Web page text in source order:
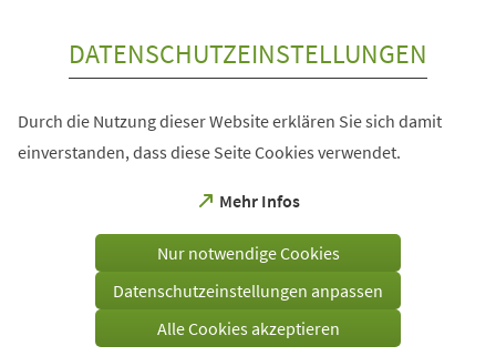
DATENSCHUTZEINSTELLUNGEN
Durch die Nutzung dieser Website erklären Sie sich damit
einverstanden, dass diese Seite Cookies verwendet.
Mehr Infos
(Öffnet
einem
Tab)
Nur notwendige Cookies
Datenschutzeinstellungen anpassen
Alle Cookies akzeptieren